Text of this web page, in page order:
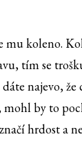
mu koleno.
tím se
najevo,
by to
hrdost a